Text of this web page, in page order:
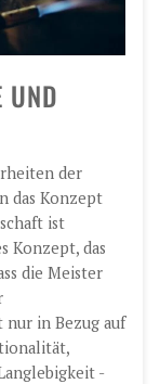
UND
der
das Konzept
ist
Konzept, das
die Meister
in Bezug auf
-